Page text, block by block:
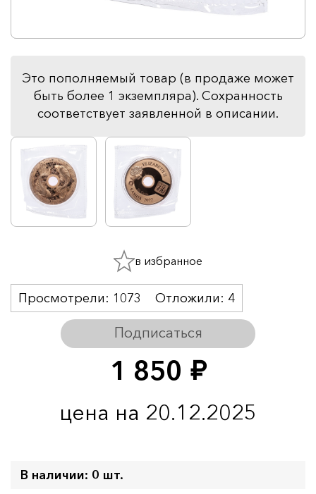
Это пополняемый товар (в продаже может
быть более 1 экземпляра). Сохранность
соответствует заявленной в описании.
1 850 руб.
цена на 20.12.2025
Подписаться
Просмотрели: 1073 Отложили: 4
в избранное
В наличии: 0 шт.